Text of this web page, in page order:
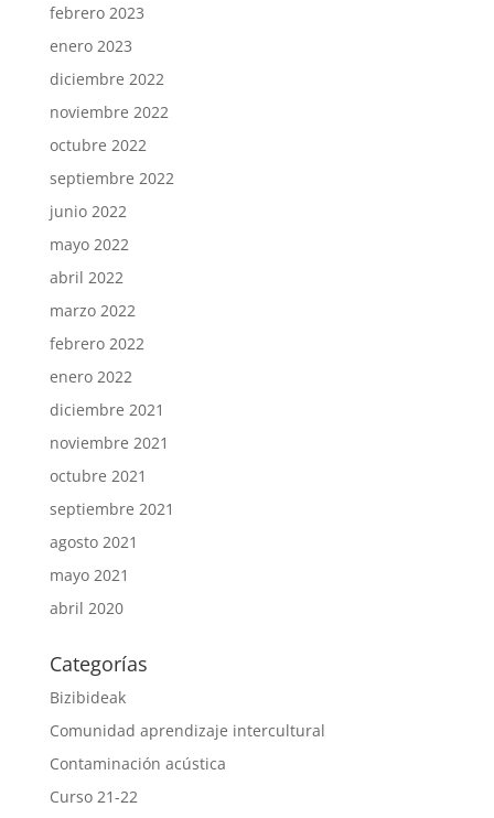
febrero 2023
enero 2023
diciembre 2022
noviembre 2022
octubre 2022
septiembre 2022
junio 2022
mayo 2022
abril 2022
marzo 2022
febrero 2022
enero 2022
diciembre 2021
noviembre 2021
octubre 2021
septiembre 2021
agosto 2021
mayo 2021
abril 2020
Categorías
Bizibideak
Comunidad aprendizaje intercultural
Contaminación acústica
Curso 21-22